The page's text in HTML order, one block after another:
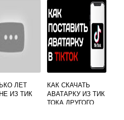
ЛЕТ
ИЗ ТИК
КАК СКАЧАТЬ
АВАТАРКУ ИЗ ТИК
ТОКА ДРУГОГО